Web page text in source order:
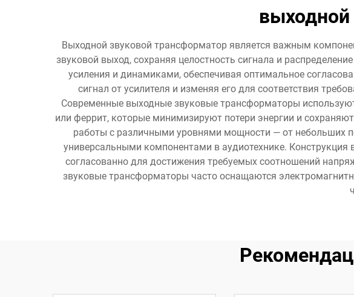
выходной
Выходной звуковой трансформатор является важным
звуковой выход, сохраняя целостность сигнала и
усиления и динамиками, обеспечивая оптимальное
сигнал от усилителя и изменяя его для соответствия
Современные выходные звуковые трансформаторы
или феррит, которые минимизируют потери энергии и
работы с различными уровнями мощности — от небольших
универсальными компонентами в аудиотехнике.
согласованно для достижения требуемых соотношений
звуковые трансформаторы часто оснащаются